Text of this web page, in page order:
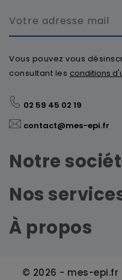
Vous pouvez vous
consultant les conditions
02 59 45 02 19
contact@mes-epi.fr
Notre
Nos
À propos
© 2026 - mes-epi.fr